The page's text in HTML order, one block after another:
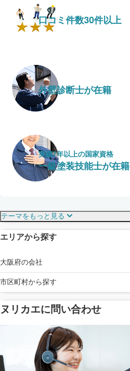
口コミ件数30件以上
外壁診断士が在籍
実績7年以上の国家資格
一級塗装技能士が在籍
塗料の​品質を​保証
メーカー保証
見えにくい屋根も安心
ドローン診断
省エネ効果
断熱・遮熱塗料対応
テーマをもっと見る
エリアから探す
大阪府の会社
市区町村から探す
ヌリカエに問い合わせ